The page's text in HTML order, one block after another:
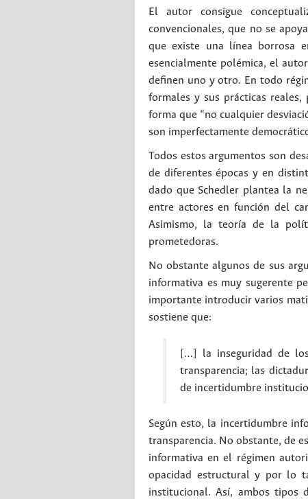
El autor consigue
convencionales, que no se
que existe una línea borrosa
esencialmente polémica, el
definen uno y otro. En todo
formales y sus prácticas
forma que “no cualquier
son imperfectamente
Todos estos argumentos son
de diferentes épocas y en
dado que Schedler plantea la
entre actores en función del
Asimismo, la teoría de la
prometedoras.
No obstante algunos de sus
informativa es muy sugerente
importante introducir varios
sostiene que:
[…] la inseguridad de
transparencia; las
de incertidumbre
Según esto, la incertidumbre
transparencia. No obstante, de
informativa en el régimen
opacidad estructural y por lo
institucional. Así, ambos tipos